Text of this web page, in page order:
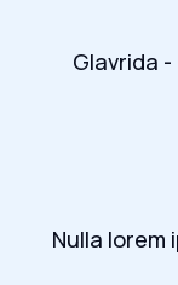
Glavrida
Nulla lorem